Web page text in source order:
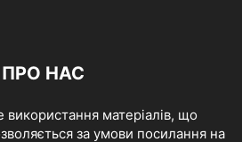
ПРО НАС
використання матеріалів, що
за умови посилання на